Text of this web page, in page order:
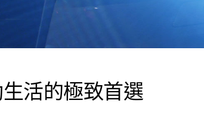
活的極致首選